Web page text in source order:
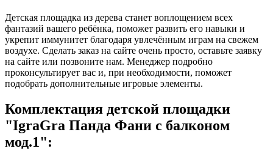
Детская площадка из дерева станет воплощением всех
фантазий вашего ребёнка, поможет развить его навыки и
укрепит иммунитет благодаря увлечённым играм на свежем
воздухе. Сделать заказ на сайте очень просто, оставьте заявку
на сайте или позвоните нам. Менеджер подробно
проконсультирует вас и, при необходимости, поможет
подобрать дополнительные игровые элементы.
Комплектация детской площадки
"IgraGra Панда Фани с балконом
мод.1":